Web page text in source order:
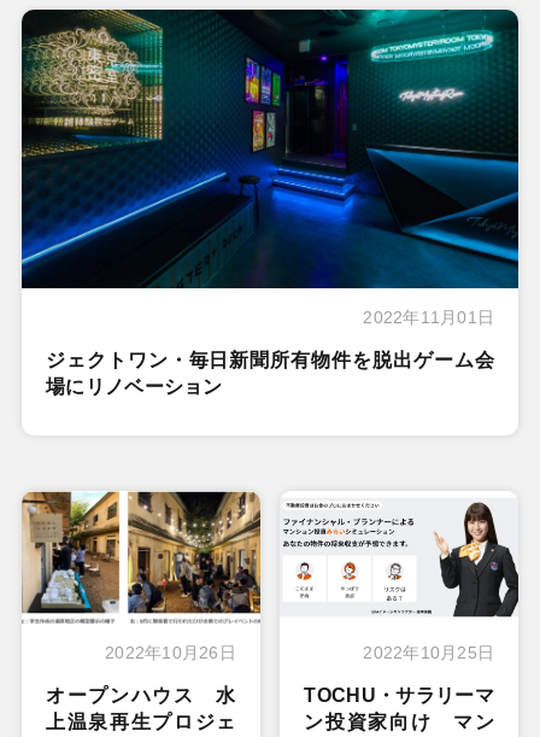
2022年11月01日
ジェクトワン・毎日新聞所有物件を脱出ゲーム会
場にリノベーション
2022年10月26日
オープンハウス 水
上温泉再生プロジェ
2022年10月25日
TOCHU・サラリーマ
ン投資家向け マン